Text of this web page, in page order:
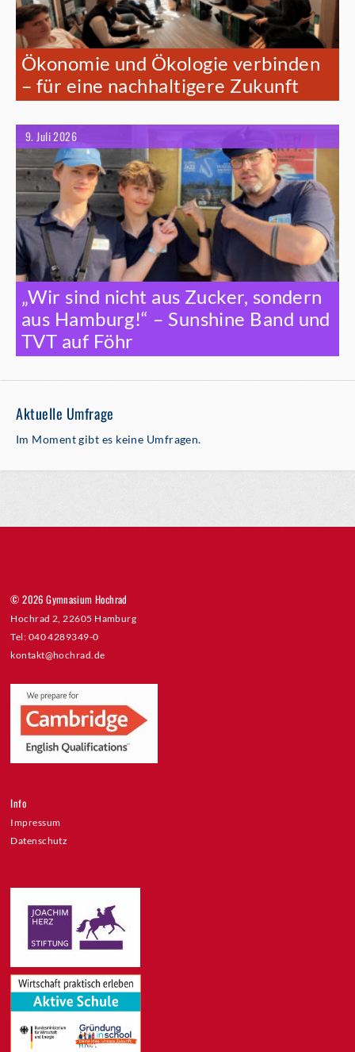
Ökonomie und Ökologie verbinden
– für eine nachhaltigere Zukunft
9. Juli 2026
„Wir sind nicht aus Zucker, sondern
aus Hamburg!“ – Sunshine Band und
TVT auf Föhr
Aktuelle Umfrage
Im Moment gibt es keine Umfragen.
© 2026 Gymnasium Hochrad
Hochrad 2, 22605 Hamburg
Tel: 040 4289349-0
kontakt@hochrad.de
Info
Impressum
Datenschutz